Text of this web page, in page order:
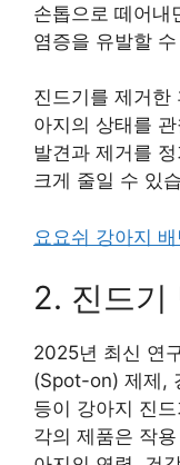
손톱으로 떼어내
염증을 유발할
진드기를 제거한
아지의 상태를
발견과 제거를
크게 줄일 수 있
요요쉬 강아지
2. 진드기
2025년 최신 연
(Spot-on) 제제,
등이 강아지 진
각의 제품은 작